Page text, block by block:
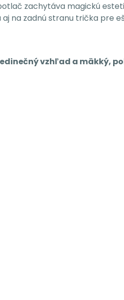
zachytáva magickú
na zadnú stranu trička pre
vzhľad a mäkký,